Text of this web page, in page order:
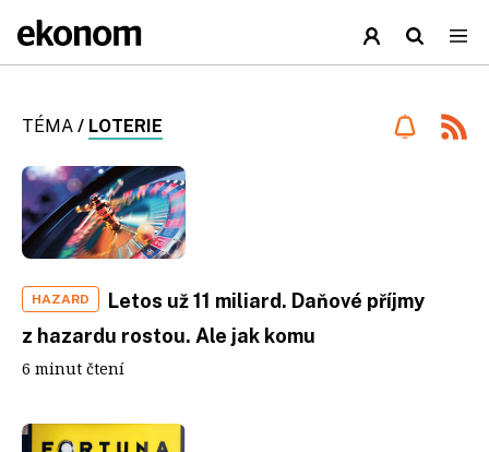
TÉMA / LOTERIE
HAZARD
Letos už 11 miliard. Daňové příjmy
z hazardu rostou. Ale jak komu
6 minut čtení